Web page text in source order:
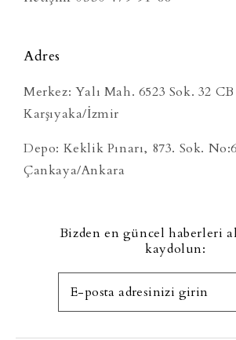
Adres
Merkez: Yalı Mah. 6523 Sok. 32
Karşıyaka/İzmir
Depo: Keklik Pınarı, 873. Sok.
Çankaya/Ankara
Bizden en güncel haberleri
kaydolun: